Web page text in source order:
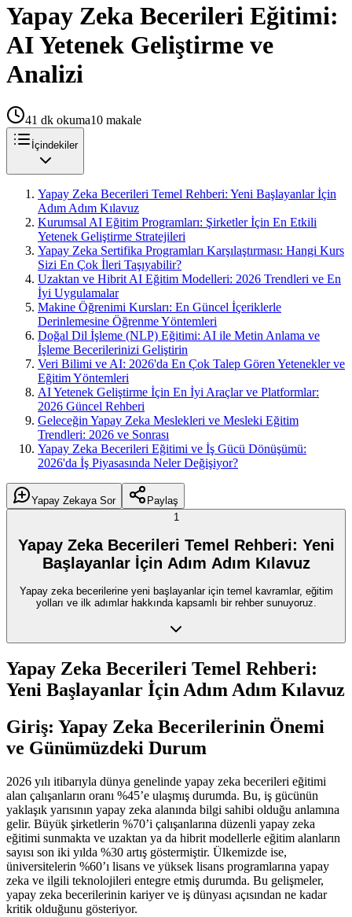
Yapay Zeka Becerileri Eğitimi:
AI Yetenek Geliştirme ve
Analizi
41 dk okuma10 makale
İçindekiler
Yapay Zeka Becerileri Temel Rehberi: Yeni Başlayanlar İçin
Adım Adım Kılavuz
Kurumsal AI Eğitim Programları: Şirketler İçin En Etkili
Yetenek Geliştirme Stratejileri
Yapay Zeka Sertifika Programları Karşılaştırması: Hangi Kurs
Sizi En Çok İleri Taşıyabilir?
Uzaktan ve Hibrit AI Eğitim Modelleri: 2026 Trendleri ve En
İyi Uygulamalar
Makine Öğrenimi Kursları: En Güncel İçeriklerle
Derinlemesine Öğrenme Yöntemleri
Doğal Dil İşleme (NLP) Eğitimi: AI ile Metin Anlama ve
İşleme Becerilerinizi Geliştirin
Veri Bilimi ve AI: 2026'da En Çok Talep Gören Yetenekler ve
Eğitim Yöntemleri
AI Yetenek Geliştirme İçin En İyi Araçlar ve Platformlar:
2026 Güncel Rehberi
Geleceğin Yapay Zeka Meslekleri ve Mesleki Eğitim
Trendleri: 2026 ve Sonrası
Yapay Zeka Becerileri Eğitimi ve İş Gücü Dönüşümü:
2026'da İş Piyasasında Neler Değişiyor?
Yapay Zekaya Sor
Paylaş
1
Yapay Zeka Becerileri Temel Rehberi: Yeni
Başlayanlar İçin Adım Adım Kılavuz
Yapay zeka becerilerine yeni başlayanlar için temel kavramlar, eğitim
yolları ve ilk adımlar hakkında kapsamlı bir rehber sunuyoruz.
Yapay Zeka Becerileri Temel Rehberi:
Yeni Başlayanlar İçin Adım Adım Kılavuz
Giriş: Yapay Zeka Becerilerinin Önemi
ve Günümüzdeki Durum
2026 yılı itibarıyla dünya genelinde yapay zeka becerileri eğitimi
alan çalışanların oranı %45’e ulaşmış durumda. Bu, iş gücünün
yaklaşık yarısının yapay zeka alanında bilgi sahibi olduğu anlamına
gelir. Büyük şirketlerin %70’i çalışanlarına düzenli yapay zeka
eğitimi sunmakta ve uzaktan ya da hibrit modellerle eğitim alanların
sayısı son iki yılda %30 artış göstermiştir. Ülkemizde ise,
üniversitelerin %60’ı lisans ve yüksek lisans programlarına yapay
zeka ve ilgili teknolojileri entegre etmiş durumda. Bu gelişmeler,
yapay zeka becerilerinin kariyer ve iş dünyası açısından ne kadar
kritik olduğunu gösteriyor.